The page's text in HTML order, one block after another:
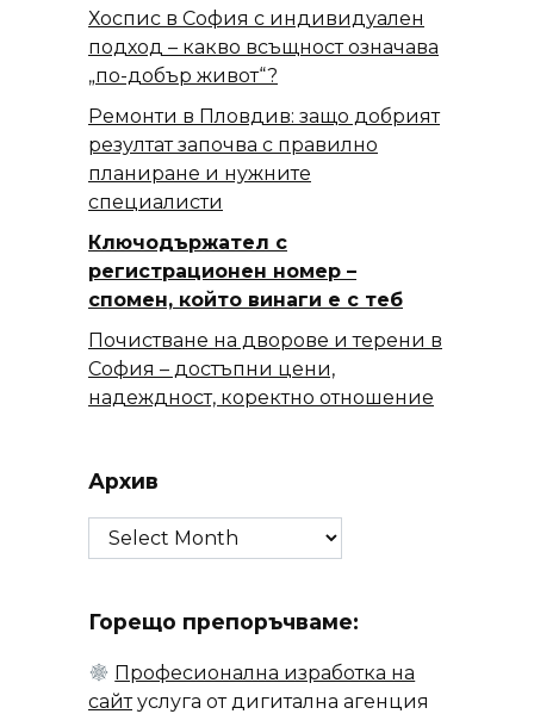
Хоспис в София с индивидуален
подход – какво всъщност означава
„по-добър живот“?
Ремонти в Пловдив: защо добрият
резултат започва с правилно
планиране и нужните
специалисти
Ключодържател с
регистрационен номер –
спомен, който винаги е с теб
Почистване на дворове и терени в
София – достъпни цени,
надеждност, коректно отношение
Архив
Архив
Горещо препоръчваме:
Професионална изработка на
сайтуслуга от дигитална агенция